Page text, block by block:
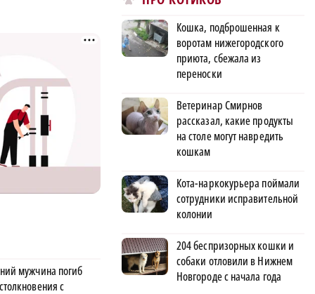
мужчина погиб
с
Кошка, подброшенная к
воротам нижегородского
приюта, сбежала из
переноски
Ветеринар Смирнов
рассказал, какие продукты
на столе могут навредить
кошкам
Кота-наркокурьера поймали
сотрудники исправительной
колонии
204 беспризорных кошки и
собаки отловили в Нижнем
Новгороде с начала года